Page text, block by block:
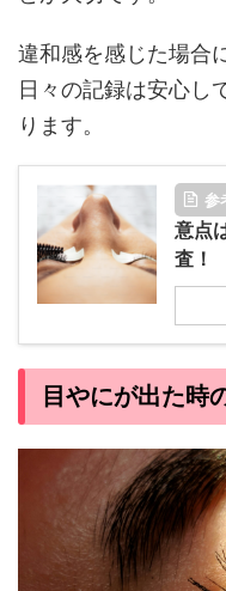
違和感を感じた場合
日々の記録は安心し
ります。
参
意点
査！
目やにが出た時